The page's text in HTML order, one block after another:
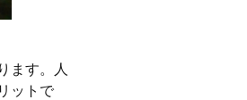
ます。人
ットで